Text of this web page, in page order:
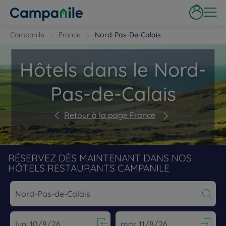
Campanile France Nord-Pas-De-Calais
Hôtels dans le Nord-
Pas-de-Calais
Retour à la page France
RÉSERVEZ DÈS MAINTENANT DANS NOS
HÔTELS RESTAURANTS CAMPANILE